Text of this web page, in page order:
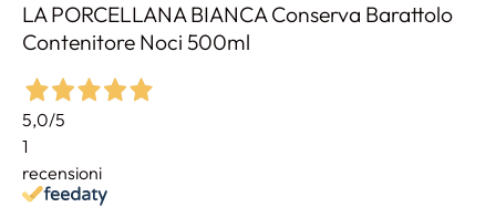
LA PORCELLANA BIANCA Conserva Barattolo
Contenitore Noci 500ml
5,0/5
1
recensioni